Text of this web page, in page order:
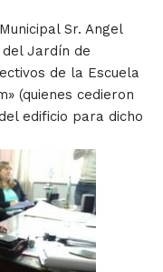
Sr. Angel
Jardín de
de la Escuela
(quienes cedieron
edificio para dicho